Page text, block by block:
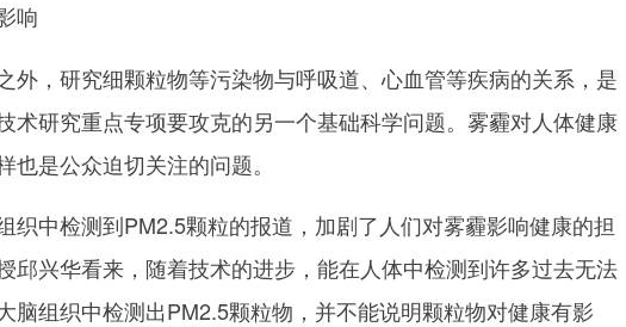
响
，研究细颗粒物等污染物与呼吸道、心血管等疾病的关系，是
术研究重点专项要攻克的另一个基础科学问题。雾霾对人体健康
是公众迫切关注的问题。
中检测到PM2.5颗粒的报道，加剧了人们对雾霾影响健康的担
邱兴华看来，随着技术的进步，能在人体中检测到许多过去无法
脑组织中检测出PM2.5颗粒物，并不能说明颗粒物对健康有影